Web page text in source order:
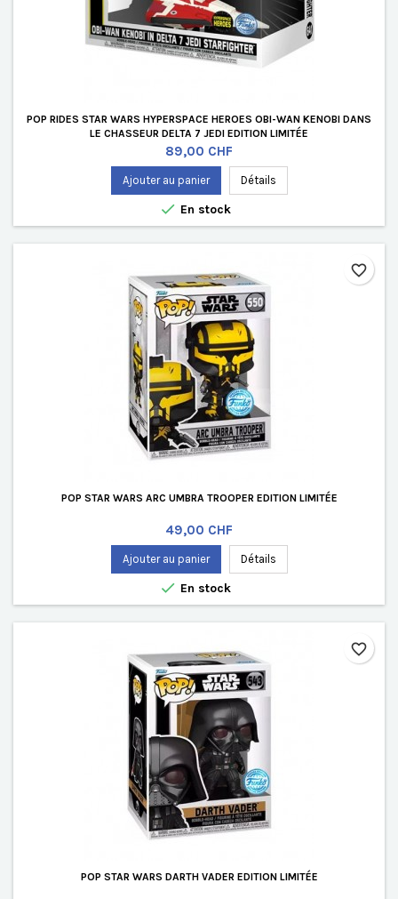
POP RIDES STAR WARS HYPERSPACE HEROES OBI-WAN KENOBI DANS
LE CHASSEUR DELTA 7 JEDI EDITION LIMITÉE
Prix
89,00 CHF
Ajouter au panier Détails
 En stock
POP STAR WARS ARC UMBRA TROOPER EDITION LIMITÉE
Prix
49,00 CHF
Ajouter au panier Détails
 En stock
favorite_border
POP STAR WARS DARTH VADER EDITION LIMITÉE
favorite_border